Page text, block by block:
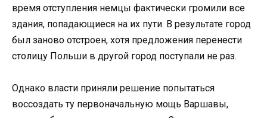
время отступления немцы фактически громили все
здания, попадающиеся на их пути. В результате город
был заново отстроен, хотя предложения перенести
столицу Польши в другой город поступали не раз.
Однако власти приняли решение попытаться
воссоздать ту первоначальную мощь Варшавы,